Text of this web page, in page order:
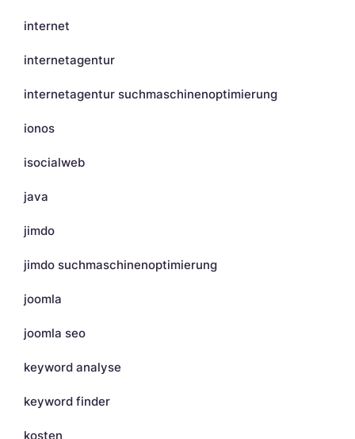
internet
internetagentur
internetagentur suchmaschinenoptimierung
ionos
isocialweb
java
jimdo
jimdo suchmaschinenoptimierung
joomla
joomla seo
keyword analyse
keyword finder
kosten